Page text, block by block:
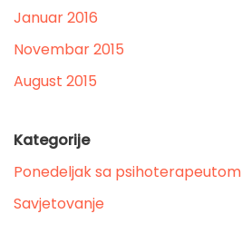
Januar 2016
Novembar 2015
August 2015
Kategorije
Ponedeljak sa psihoterapeutom
Savjetovanje